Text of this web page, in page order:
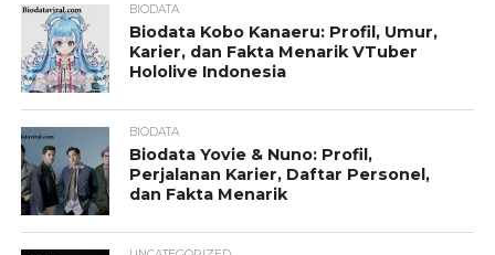
BIODATA
Biodata Kobo Kanaeru: Profil, Umur,
Karier, dan Fakta Menarik VTuber
Hololive Indonesia
BIODATA
Biodata Yovie & Nuno: Profil,
Perjalanan Karier, Daftar Personel,
dan Fakta Menarik